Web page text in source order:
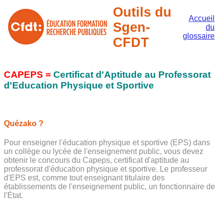
Outils du
Sgen-
CFDT
Accueil
du
glossaire
CAPEPS = Certificat d'Aptitude au Professorat
d'Education Physique et Sportive
Quézako ?
Pour enseigner l'éducation physique et sportive (EPS) dans
un collège ou lycée de l'enseignement public, vous devez
obtenir le concours du Capeps, certificat d'aptitude au
professorat d'éducation physique et sportive. Le professeur
d'EPS est, comme tout enseignant titulaire des
établissements de l'enseignement public, un fonctionnaire de
l'État.